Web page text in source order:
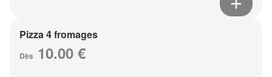
Pizza 4 fromages
Dès 10.00 €